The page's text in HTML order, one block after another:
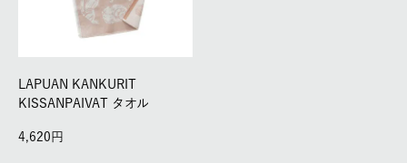
LAPUAN KANKURIT
KISSANPAIVAT タオル
4,620